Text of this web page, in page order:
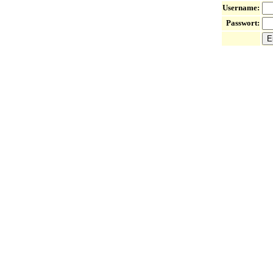
Username:
Passwort: